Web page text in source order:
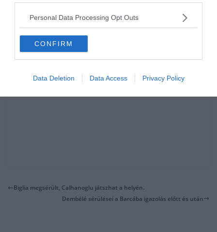
Personal Data Processing Opt Outs
CONFIRM
Data Deletion Data Access Privacy Policy
Biglia megsérült, Calhanoglu játszhat a helyén.
Dembélé sérülései a Barcába igazolás előtt és után